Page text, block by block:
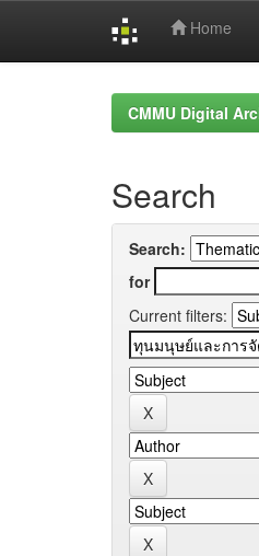
Home
CMMU Digital
Search
Search:
for
Current filters: